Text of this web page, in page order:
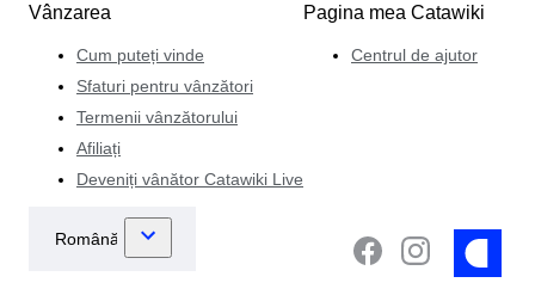
Vânzarea
Cum puteți vinde
Sfaturi pentru vânzători
Termenii vânzătorului
Afiliați
Deveniți vânător Catawiki Live
Pagina mea Catawiki
Centrul de ajutor